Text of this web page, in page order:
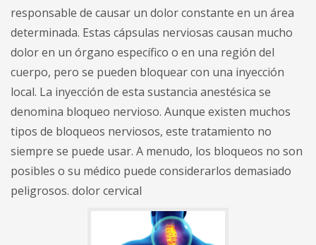
responsable de causar un dolor constante en un área
determinada. Estas cápsulas nerviosas causan mucho
dolor en un órgano específico o en una región del
cuerpo, pero se pueden bloquear con una inyección
local. La inyección de esta sustancia anestésica se
denomina bloqueo nervioso. Aunque existen muchos
tipos de bloqueos nerviosos, este tratamiento no
siempre se puede usar. A menudo, los bloqueos no son
posibles o su médico puede considerarlos demasiado
peligrosos. dolor cervical